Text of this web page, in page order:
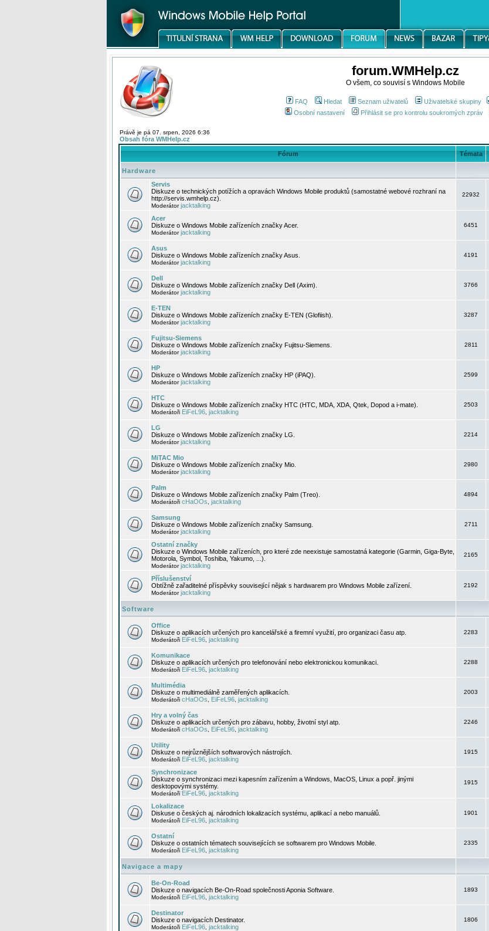
forum.WMHelp.cz
O všem, co souvisí s Windows Mobile
FAQ Hledat Seznam uživatelů Uživatelské skupiny
Osobní nastavení
Přihlásit se pro kontrolu soukromých zpráv
Právě je pá 07. srpen, 2026 6:36
Obsah fóra WMHelp.cz
Fórum Témata
Hardware
Servis
Diskuze o technických potížích a opravách Windows Mobile produktů (samostatné webové rozhraní na
http://servis.wmhelp.cz).
Moderátorjacktalking
22932
Acer
Diskuze o Windows Mobile zařízeních značky Acer.
Moderátorjacktalking
6451
Asus
Diskuze o Windows Mobile zařízeních značky Asus.
Moderátorjacktalking
4191
Dell
Diskuze o Windows Mobile zařízeních značky Dell (Axim).
Moderátorjacktalking
3766
E-TEN
Diskuze o Windows Mobile zařízeních značky E-TEN (Glofiish).
Moderátorjacktalking
3287
Fujitsu-Siemens
Diskuze o Windows Mobile zařízeních značky Fujitsu-Siemens.
Moderátorjacktalking
2811
HP
Diskuze o Windows Mobile zařízeních značky HP (iPAQ).
Moderátorjacktalking
2599
HTC
Diskuze o Windows Mobile zařízeních značky HTC (HTC, MDA, XDA, Qtek, Dopod a i-mate).
Moderátoři EiFeL96 jacktalking
2503
LG
Diskuze o Windows Mobile zařízeních značky LG.
Moderátorjacktalking
2214
MiTAC Mio
Diskuze o Windows Mobile zařízeních značky Mio.
Moderátorjacktalking
2980
Palm
Diskuze o Windows Mobile zařízeních značky Palm (Treo).
Moderátoři cHaOOs jacktalking
4894
Samsung
Diskuze o Windows Mobile zařízeních značky Samsung.
Moderátorjacktalking
2711
Ostatní značky
Diskuze o Windows Mobile zařízeních, pro které zde neexistuje samostatná kategorie (Garmin, Giga-Byte,
Motorola, Symbol, Toshiba, Yakumo, ...).
Moderátorjacktalking
2165
Příslušenství
Obtížně zařaditelné příspěvky související nějak s hardwarem pro Windows Mobile zařízení.
Moderátorjacktalking
2192
Software
Office
Diskuze o aplikacích určených pro kancelářské a firemní využití, pro organizaci času atp.
Moderátoři EiFeL96 jacktalking
2283
Komunikace
Diskuze o aplikacích určených pro telefonování nebo elektronickou komunikaci.
Moderátoři EiFeL96 jacktalking
2288
Multimédia
Diskuze o multimediálně zaměřených aplikacích.
Moderátoři cHaOOs EiFeL96 jacktalking
2003
Hry a volný čas
Diskuze o aplikacích určených pro zábavu, hobby, životní styl atp.
Moderátoři cHaOOs EiFeL96 jacktalking
2246
Utility
Diskuze o nejrůznějších softwarových nástrojích.
Moderátoři EiFeL96 jacktalking
1915
Synchronizace
Diskuze o synchronizaci mezi kapesním zařízením a Windows, MacOS, Linux a popř. jinými
desktopovými systémy.
Moderátoři EiFeL96 jacktalking
1915
Lokalizace
Diskuse o českých aj. národních lokalizacích systému, aplikací a nebo manuálů.
Moderátoři EiFeL96 jacktalking
1901
Ostatní
Diskuze o ostatních tématech souvisejících se softwarem pro Windows Mobile.
Moderátoři EiFeL96 jacktalking
2335
Navigace a mapy
Be-On-Road
Diskuze o navigacích Be-On-Road společnosti Aponia Software.
Moderátoři EiFeL96 jacktalking
1893
Destinator
Diskuze o navigacích Destinator.
Moderátoři EiFeL96 jacktalking
1806